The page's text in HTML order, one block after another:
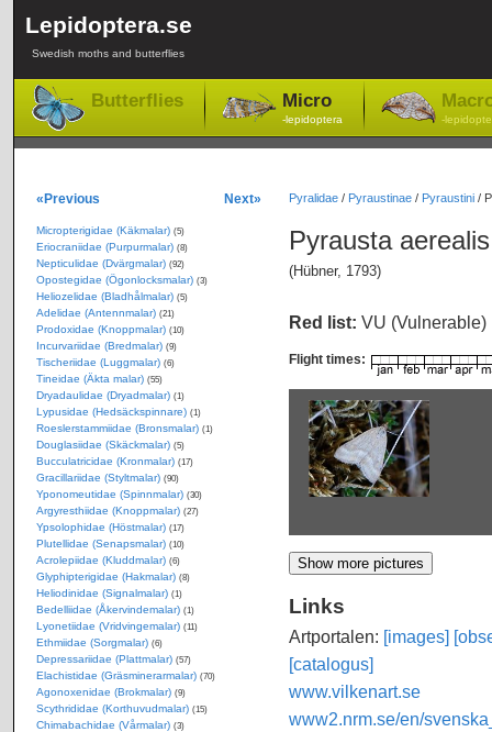
Lepidoptera.se
Swedish moths and butterflies
Butterflies Micro
-lepidoptera -
Pyralidae/ Pyraustinae/ Pyraustini/
Pyrausta aerealis
(Hübner, 1793)
Red list: VU (Vulnerable)
Flight times:
Links
Artportalen: [images]
[catalogus]
www.vilkenart.se
www2.nrm.se/en/
«Previous Next»
Micropterigidae (Käkmalar) (5)
Eriocraniidae (Purpurmalar) (8)
Nepticulidae (Dvärgmalar) (92)
Opostegidae (Ögonlocksmalar) (3)
Heliozelidae (Bladhålmalar) (5)
Adelidae (Antennmalar) (21)
Prodoxidae (Knoppmalar) (10)
Incurvariidae (Bredmalar) (9)
Tischeriidae (Luggmalar) (6)
Tineidae (Äkta malar) (55)
Dryadaulidae (Dryadmalar) (1)
Lypusidae (Hedsäckspinnare) (1)
Roeslerstammiidae (Bronsmalar) (1)
Douglasiidae (Skäckmalar) (5)
Bucculatricidae (Kronmalar) (17)
Gracillariidae (Styltmalar) (90)
Yponomeutidae (Spinnmalar) (30)
Argyresthiidae (Knoppmalar) (27)
Ypsolophidae (Höstmalar) (17)
Plutellidae (Senapsmalar) (10)
Acrolepiidae (Kluddmalar) (6)
Glyphipterigidae (Hakmalar) (8)
Heliodinidae (Signalmalar) (1)
Bedelliidae (Åkervindemalar) (1)
Lyonetiidae (Vridvingemalar) (11)
Ethmiidae (Sorgmalar) (6)
Depressariidae (Plattmalar) (57)
Elachistidae (Gräsminerarmalar) (70)
Agonoxenidae (Brokmalar) (9)
Scythrididae (Korthuvudmalar) (15)
Chimabachidae (Vårmalar) (3)